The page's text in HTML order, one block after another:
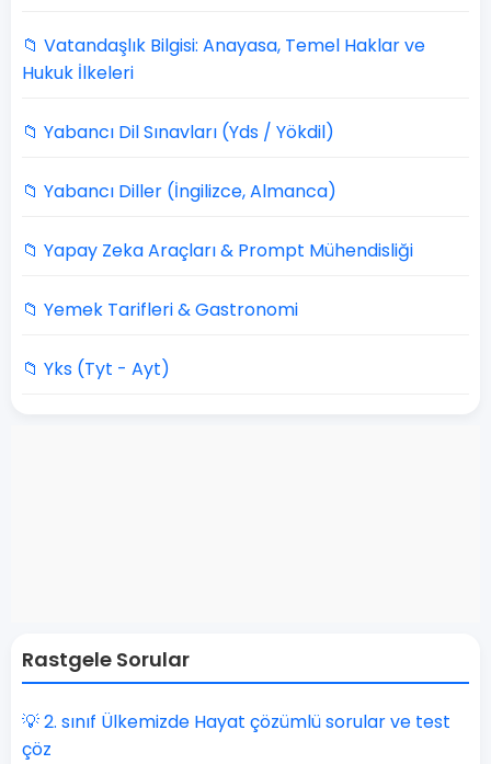
📁 Vatandaşlık Bilgisi: Anayasa, Temel Haklar ve
Hukuk İlkeleri
📁 Yabancı Dil Sınavları (Yds / Yökdil)
📁 Yabancı Diller (İngilizce, Almanca)
📁 Yapay Zeka Araçları & Prompt Mühendisliği
📁 Yemek Tarifleri & Gastronomi
📁 Yks (Tyt - Ayt)
Rastgele Sorular
💡 2. sınıf Ülkemizde Hayat çözümlü sorular ve test
çöz